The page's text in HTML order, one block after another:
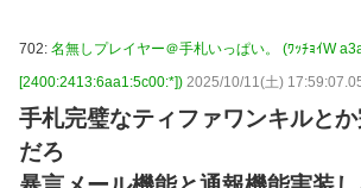
702: 名無しプレイヤー＠手札いっぱい。 (ﾜｯﾁｮｲW
[2400:2413:6aa1:5c00:*]) 2025/10/11(土)
手札完璧なティファワンキルと
だろ